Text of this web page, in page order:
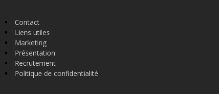
Contact
Liens utiles
Marketing
Présentation
Recrutement
Politique de confidentialité